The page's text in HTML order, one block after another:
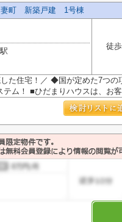
妻町 新築戸建 1号棟
徒
た住宅！／ ◆国が定めた7つ
ム！ ■ひだまりハウスは、お